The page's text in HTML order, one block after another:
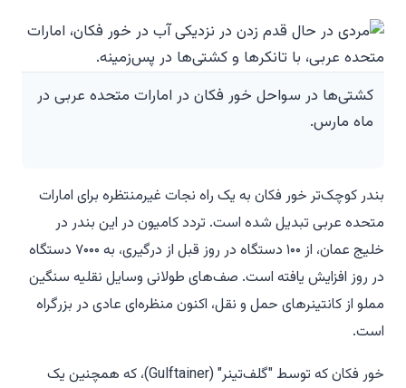
کشتی‌ها در سواحل خور فکان در امارات متحده عربی در
ماه مارس.
بندر کوچک‌تر خور فکان به یک راه نجات غیرمنتظره برای امارات
متحده عربی تبدیل شده است. تردد کامیون در این بندر در
خلیج عمان، از ۱۰۰ دستگاه در روز قبل از درگیری، به ۷۰۰۰ دستگاه
در روز افزایش یافته است. صف‌های طولانی وسایل نقلیه سنگین
مملو از کانتینرهای حمل و نقل، اکنون منظره‌ای عادی در بزرگراه
است.
خور فکان که توسط "گلف‌تینر" (Gulftainer)، که همچنین یک